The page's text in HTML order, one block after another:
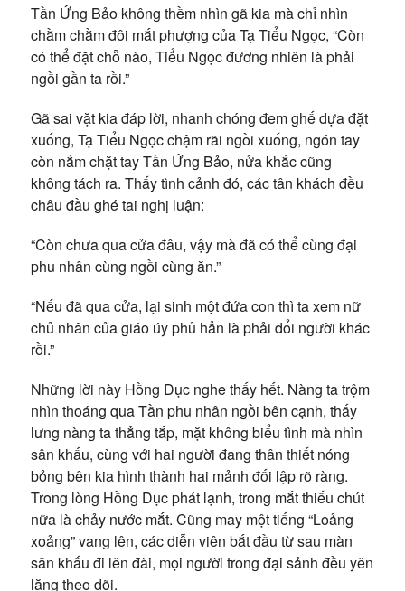
Tần Ứng Bảo không thềm nhìn gã kia mà chỉ nhìn
chằm chằm đôi mắt phượng của Tạ Tiểu Ngọc, “Còn
có thể đặt chỗ nào, Tiểu Ngọc đương nhiên là phải
ngồi gần ta rồi.”
Gã sai vặt kia đáp lời, nhanh chóng đem ghế dựa đặt
xuống, Tạ Tiểu Ngọc chậm rãi ngồi xuống, ngón tay
còn nắm chặt tay Tần Ứng Bảo, nửa khắc cũng
không tách ra. Thấy tình cảnh đó, các tân khách đều
châu đầu ghé tai nghị luận:
“Còn chưa qua cửa đâu, vậy mà đã có thể cùng đại
phu nhân cùng ngồi cùng ăn.”
“Nếu đã qua cửa, lại sinh một đứa con thì ta xem nữ
chủ nhân của giáo úy phủ hẳn là phải đổi người khác
rồi.”
Những lời này Hồng Dục nghe thấy hết. Nàng ta trộm
nhìn thoáng qua Tần phu nhân ngồi bên cạnh, thấy
lưng nàng ta thẳng tắp, mặt không biểu tình mà nhìn
sân khấu, cùng với hai người đang thân thiết nóng
bỏng bên kia hình thành hai mảnh đối lập rõ ràng.
Trong lòng Hồng Dục phát lạnh, trong mắt thiếu chút
nữa là chảy nước mắt. Cũng may một tiếng “Loảng
xoảng” vang lên, các diễn viên bắt đầu từ sau màn
sân khấu đi lên đài, mọi người trong đại sảnh đều yên
lặng theo dõi.